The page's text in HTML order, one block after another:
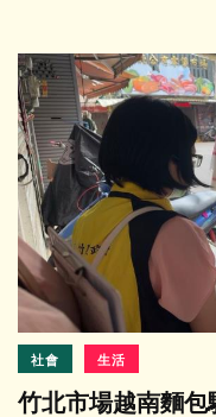
社會 生活
竹北市場越南麵